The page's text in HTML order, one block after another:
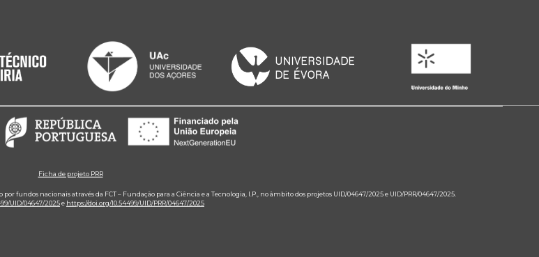
Ficha de projeto PRR
fundos nacionais através da FCT – Fundação para a Ciência e a Tecnologia, I.P., no âmbito dos projetos UID/04647/2025 e UID/PRR/04647/2025.
UID/04647/2025e https://doi.org/10.54499/UID/PRR/04647/2025